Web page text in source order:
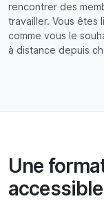
rencontrer des
travailler. Vous êtes
comme vous le
à distance depuis
Une